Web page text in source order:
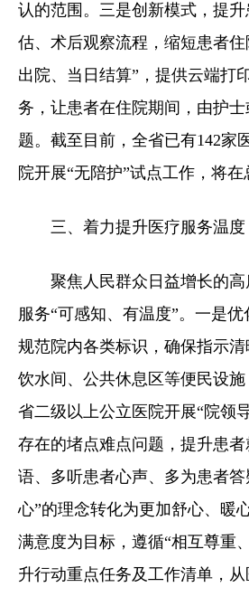
认的范围。三是创新模式，提
估、术后观察流程，缩短患者
出院、当日结算”，提供云端打
务，让患者在住院期间，由护
题。截至目前，全省已有142家
院开展“无陪护”试点工作，将
三、着力提升医疗服务温度
聚焦人民群众日益增长的
服务“可感知、有温度”。一是
规范院内各类标识，确保指示
饮水间、公共休息区等便民设
省二级以上公立医院开展“院领
存在的堵点难点问题，提升患
语、多听患者心声、多为患者
心”的理念转化为更加舒心、暖
满意度为目标，遵循“相互尊重
升行动重点任务及工作清单，